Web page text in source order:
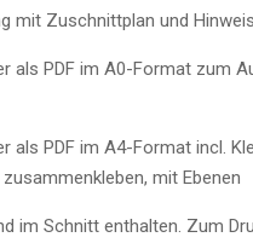
mit Zuschnittplan und
als PDF im A0-Format zum
als PDF im A4-Format incl.
mit Ebenen
im Schnitt enthalten. Zum